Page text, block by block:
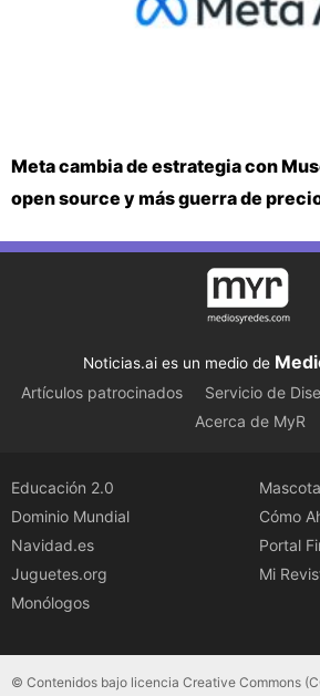
Meta cambia de estrategia con
open source y más guerra de
Noticias.ai es un medio de
Artículos patrocinados Servicio de
Acerca de MyR
Educación 2.0
Dominio Mundial
Navidad.es
Juguetes.org
Monólogos
Cómo
Portal
Mi
© Contenidos bajo licencia Creative Commons